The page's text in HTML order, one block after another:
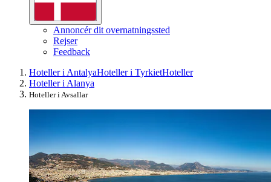
Annoncér dit overnatningssted
Rejser
Feedback
Hoteller i AntalyaHoteller i TyrkietHoteller
Hoteller i Alanya
Hoteller i Avsallar